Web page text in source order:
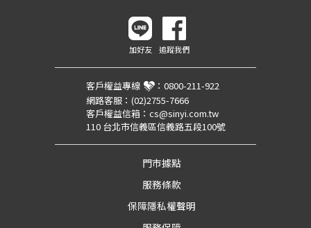
加好友 追蹤我們
客戶權益專線 ： 0800-211-922
網路客服： (02)2755-7666
客戶權益信箱： cs@sinyi.com.tw
110 台北市信義區信義路五段100號
門市據點
服務條款
保障隱私權聲明